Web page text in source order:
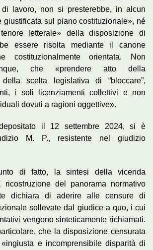
lavoro, non si presterebbe, in alcun
giustificata sul piano costituzionale», né
letterale» della disposizione di
essere risolta mediante il canone
costituzionalmente orientata. Non
che «prendere atto della
della scelta legislativa di “bloccare”,
i soli licenziamenti collettivi e non
dovuti a ragioni oggettive».
il 12 settembre 2024, si è
M. P., resistente nel giudizio
di fatto, la sintesi della vicenda
del panorama normativo
dichiara di aderire alle censure di
sollevate dal giudice a quo, i cui
vengono sinteticamente richiamati.
che la disposizione censurata
e incomprensibile disparità di